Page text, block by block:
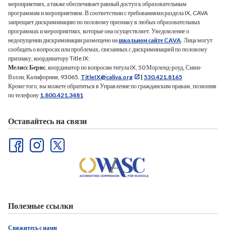
недопущении дискриминации размещено на
школьном сайте CAVA
. Лица могут
сообщать о вопросах или проблемах, связанных с дискриминацией по половому
признаку, координатору Title IX:
Мелисс Бернс
, координатор по вопросам титула IX, 50 Морленд-роуд, Сими-
Вэлли, Калифорния, 93065.TitleIX@caliva.org |530.421.8165
Кроме того, вы можете обратиться в Управление по гражданским правам, позвонив
по телефону1.800.421.3481
Оставайтесь на связи
Возможности карьерного роста
Уведомление о недискриминации